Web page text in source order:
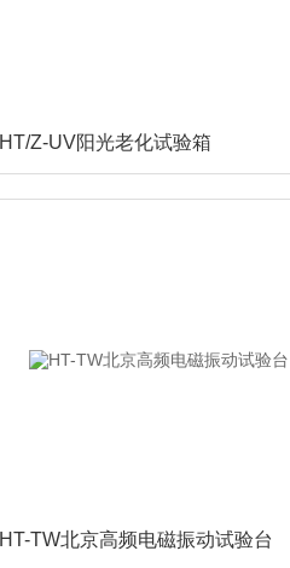
HT/Z-UV阳光老化试验箱
HT-TW北京高频电磁振动试验台